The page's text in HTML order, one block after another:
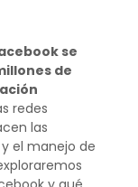
se
de
redes
las
el manejo de